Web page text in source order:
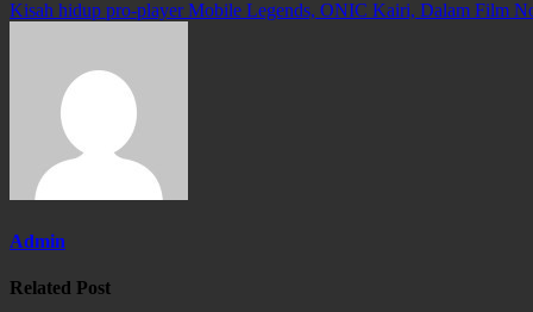
pos
Kisah hidup pro-player Mobile Legends, ONIC Kairi, Dalam Film
Admin
Related Post